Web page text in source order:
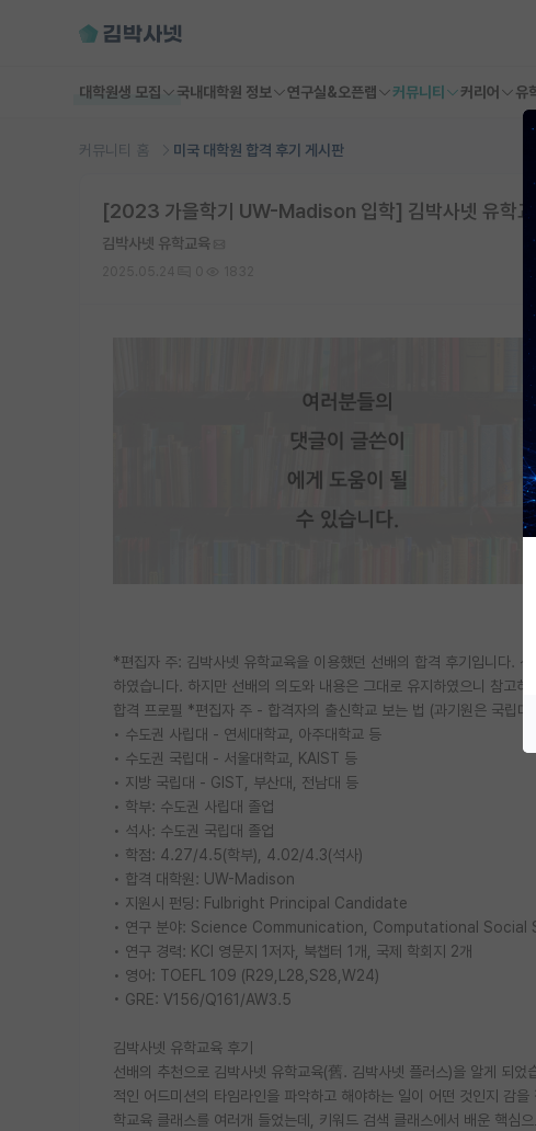
대학원생 모집 국내대학원 정보 연구실&오픈랩 커뮤니티 커리어 유
커뮤니티 홈 미국 대학원 합격 후기 게시판
[2023 가을학기 UW-Madison 입학] 김박사넷 유학
김박사넷 유학교육
*편집자 주: 김박사넷 유학교육을 이용했던 선배의 합격 후기입니다.
하였습니다. 하지만 선배의 의도와 내용은 그대로 유지하였으니 참고하
합격 프로필 *편집자 주 - 합격자의 출신학교 보는 법 (과기원은 국립대
• 수도권 사립대 - 연세대학교, 아주대학교 등
• 수도권 국립대 - 서울대학교, KAIST 등
• 지방 국립대 - GIST, 부산대, 전남대 등
• 학부: 수도권 사립대 졸업
• 석사: 수도권 국립대 졸업
• 학점: 4.27/4.5(학부), 4.02/4.3(석사)
• 합격 대학원: UW-Madison
• 지원시 펀딩: Fulbright Principal Candidate
• 연구 분야: Science Communication, Computational Social
• 연구 경력: KCI 영문지 1저자, 북챕터 1개, 국제 학회지 2개
• 영어: TOEFL 109 (R29,L28,S28,W24)
• GRE: V156/Q161/AW3.5
김박사넷 유학교육 후기
선배의 추천으로 김박사넷 유학교육(舊. 김박사넷 플러스)을 알게 되
적인 어드미션의 타임라인을 파악하고 해야하는 일이 어떤 것인지 감
학교육 클래스를 여러개 들었는데, 키워드 검색 클래스에서 배운 핵심